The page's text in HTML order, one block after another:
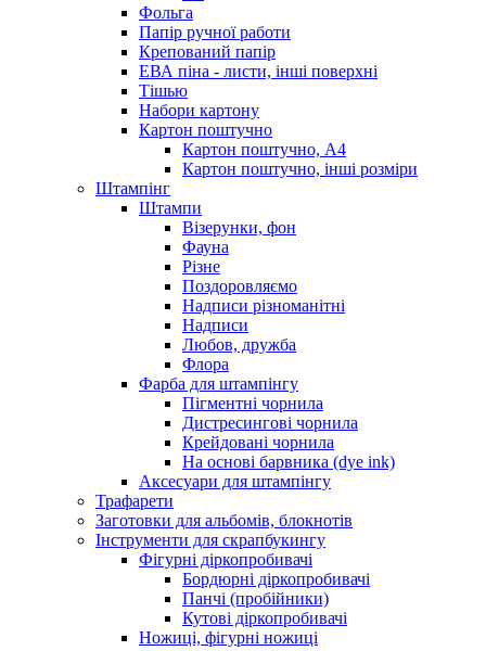
Фольга
Папір ручної работи
Крепований папір
ЕВА піна - листи, інші поверхні
Тішью
Набори картону
Картон поштучно
Картон поштучно, А4
Картон поштучно, інші розміри
Штампінг
Штампи
Візерунки, фон
Фауна
Різне
Поздоровляємо
Надписи різноманітні
Надписи
Любов, дружба
Флора
Фарба для штампінгу
Пігментні чорнила
Дистресингові чорнила
Крейдовані чорнила
На основі барвника (dye ink)
Аксесуари для штампінгу
Трафарети
Заготовки для альбомів, блокнотів
Інструменти для скрапбукингу
Фігурні діркопробивачі
Бордюрні діркопробивачі
Панчі (пробійники)
Кутові діркопробивачі
Ножиці, фігурні ножиці